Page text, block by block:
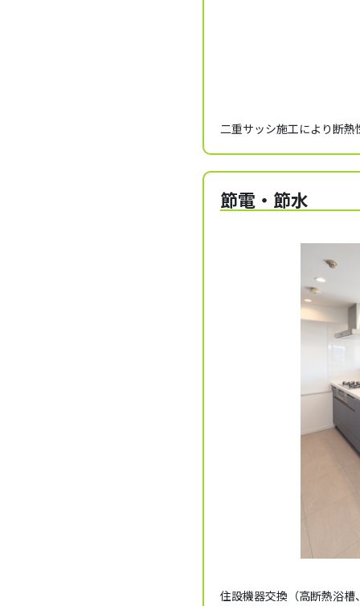
二重サッシ施工により断熱
節電・節水
住設機器交換（高断熱浴